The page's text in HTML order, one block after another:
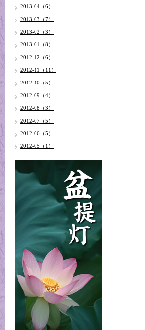
2013-04（6）
2013-03（7）
2013-02（3）
2013-01（8）
2012-12（6）
2012-11（11）
2012-10（5）
2012-09（4）
2012-08（3）
2012-07（5）
2012-06（5）
2012-05（1）